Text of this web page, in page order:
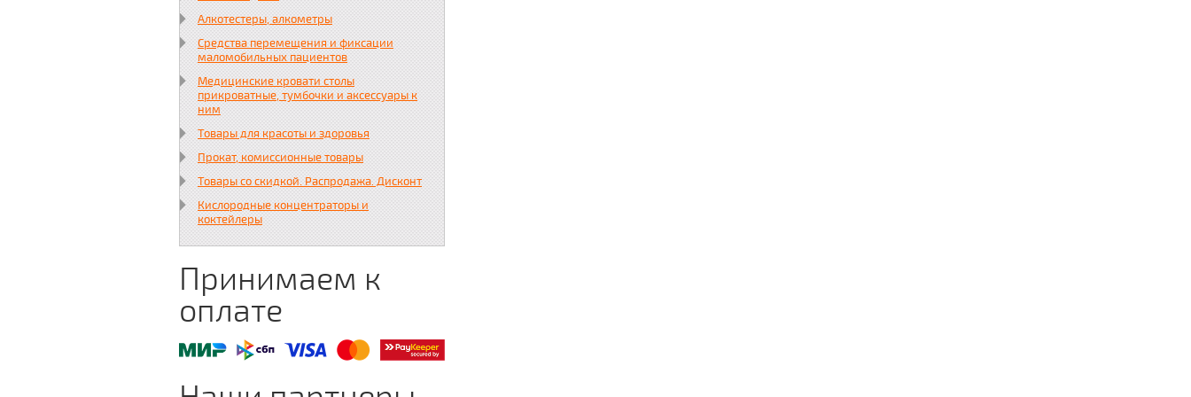
Алкотестеры, алкометры
Средства перемещения и фиксации
маломобильных пациентов
Медицинские кровати столы
прикроватные, тумбочки и аксессуары к
ним
Товары для красоты и здоровья
Прокат, комиссионные товары
Товары со скидкой. Распродажа. Дисконт
Кислородные концентраторы и
коктейлеры
Принимаем к
оплате